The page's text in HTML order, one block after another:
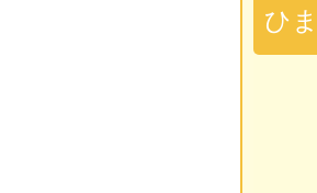
ひ